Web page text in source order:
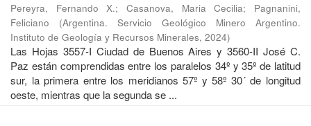
Pereyra, Fernando X.;Casanova, Maria Cecilia; Pagnanini,
Feliciano
(Argentina. Servicio Geológico Minero Argentino.
Instituto de Geología y Recursos Minerales, 2024)
Las Hojas 3557-I Ciudad de Buenos Aires y 3560-II José C.
Paz están comprendidas entre los paralelos 34º y 35º de latitud
sur, la primera entre los meridianos 57º y 58º 30´ de longitud
oeste, mientras que la segunda se ...